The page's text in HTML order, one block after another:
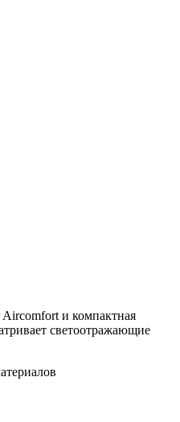
и компактная
светоотражающие